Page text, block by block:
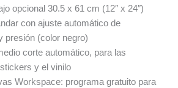
opcional 30.5 x 61 cm (12″ x 24″)
con ajuste automático de
presión (color negro)
corte automático, para las
y el vinilo
Workspace: programa gratuito para